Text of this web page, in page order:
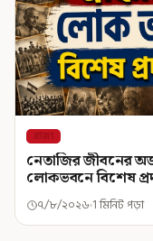
রাজ্য
নেতাজির জীবনের
লোকভবনে বিশেষ
৭/৮/২০২৬ 1 মিনিট পড়া